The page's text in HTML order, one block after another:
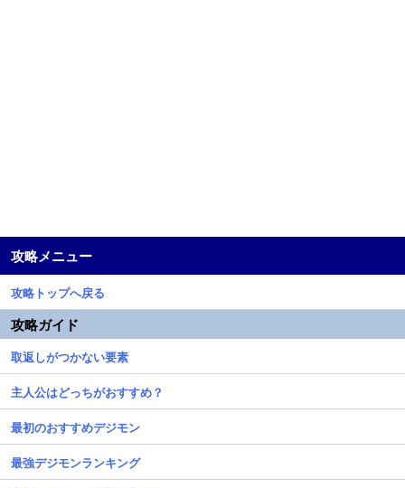
攻略メニュー
攻略トップへ戻る
攻略ガイド
取返しがつかない要素
主人公はどっちがおすすめ？
最初のおすすめデジモン
最強デジモンランキング